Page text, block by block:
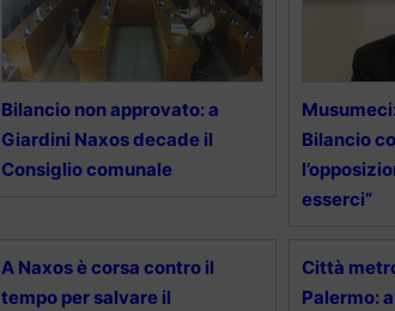
Bilancio non approvato: a
Giardini Naxos decade il
Consiglio comunale
Bilancio
esserci”
A Naxos è corsa contro il
tempo per salvare il
Città
Palermo: